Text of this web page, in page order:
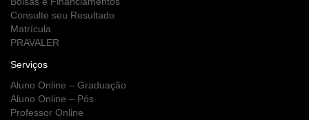
Consulte seu Resultado
Matrícula
PRAVALER
Serviços
Aluno Online – Graduação
Aluno Online – Pós
Professor Online